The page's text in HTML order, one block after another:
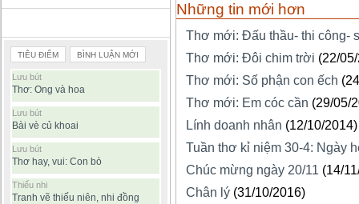
TIÊU ĐIỂM BÌNH LUẬN MỚI
Lưu bút
Thơ: Ong và hoa
Lưu bút
Bài vè củ khoai
Lưu bút
Thơ hay, vui: Con bò
Thiếu nhi
Tranh vẽ thiếu niên, nhi đồng
Những tin mới hơn
Thơ mới: Đấu thầu- thi công-
Thơ mới: Đôi chim trời (22/
Thơ mới: Số phận con ếch
Thơ mới: Em cóc cần (29/05/
Lính doanh nhân (12/10/2014)
Tuần thơ kỉ niệm 30-4: Ngày
Chúc mừng ngày 20/11 (14/
Chân lý (31/10/2016)